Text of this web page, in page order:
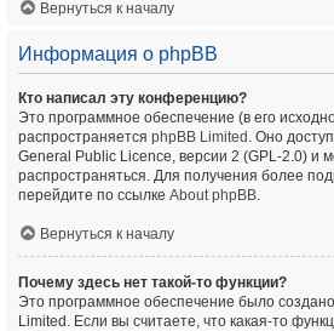
Вернуться к началу
Информация о phpBB
Кто написал эту конференцию?
Это программное обеспечение (в его
распространяется phpBB Limited . Оно
General Public Licence, версии 2 (GPL-2.0) и
распространяться. Для получения более
перейдите по ссылке About phpBB.
Вернуться к началу
Почему здесь нет такой-то функции?
Это программное обеспечение было
Limited. Если вы считаете, что какая-то